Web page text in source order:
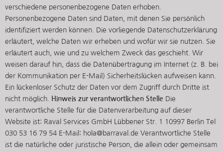
verschiedene personenbezogene Daten erhoben.
Personenbezogene Daten sind Daten, mit denen Sie persönlich
identifiziert werden können. Die vorliegende Datenschutzerklärung
erläutert, welche Daten wir erheben und wofür wir sie nutzen. Sie
erläutert auch, wie und zu welchem Zweck das geschieht. Wir
weisen darauf hin, dass die Datenübertragung im Internet (z. B. bei
der Kommunikation per E-Mail) Sicherheitslücken aufweisen kann.
Ein lückenloser Schutz der Daten vor dem Zugriff durch Dritte ist
nicht möglich.
Hinweis zur verantwortlichen Stelle Die
verantwortliche Stelle für die Datenverarbeitung auf dieser
Website ist: Raval Services GmbH Lübbener Str. 1 10997 Berlin Tel
030 53 16 79 54 E-Mail: hola@barraval.de Verantwortliche Stelle
ist die natürliche oder juristische Person, die allein oder gemeinsam